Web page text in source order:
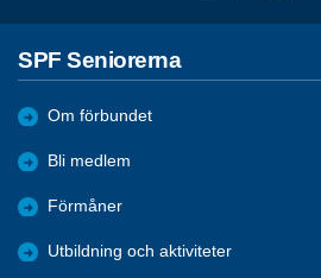
SPF Seniorerna
Om förbundet
Bli medlem
Förmåner
Utbildning och aktiviteter